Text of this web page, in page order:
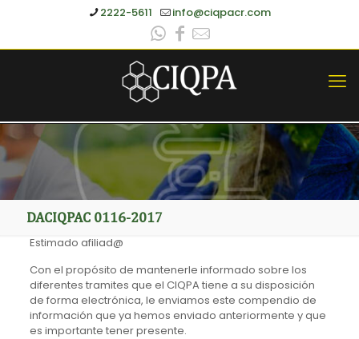
2222-5611 info@ciqpacr.com
DACIQPAC 0116-2017
Estimado afiliad@
Con el propósito de mantenerle informado sobre los
diferentes tramites que el CIQPA tiene a su disposición
de forma electrónica, le enviamos este compendio de
información que ya hemos enviado anteriormente y que
es importante tener presente.